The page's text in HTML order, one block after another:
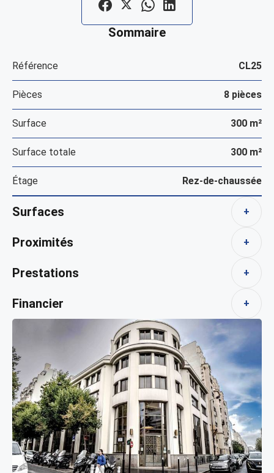
Sommaire
Référence CL25
Pièces 8 pièces
Surface 300 m²
Surface totale 300 m²
Étage Rez-de-chaussée
Surfaces +
Proximités +
Prestations +
Financier +